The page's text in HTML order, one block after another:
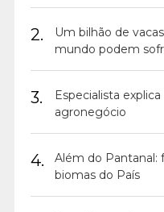
2.
Um bilhão de
mundo podem
3.
Especialista
agronegócio
4.
Além do Pantanal:
biomas do País